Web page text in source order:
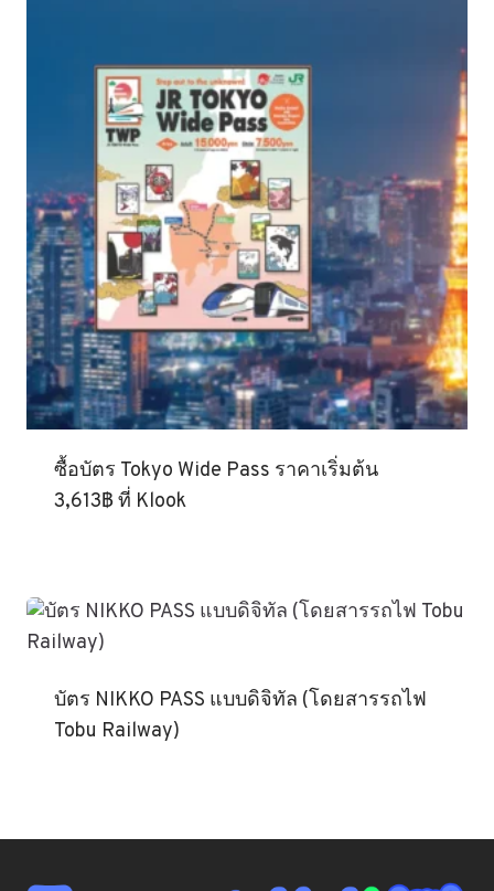
ซื้อบัตร Tokyo Wide Pass ราคาเริ่มต้น
3,613฿ ที่ Klook
บัตร NIKKO PASS แบบดิจิทัล (โดยสารรถไฟ
Tobu Railway)